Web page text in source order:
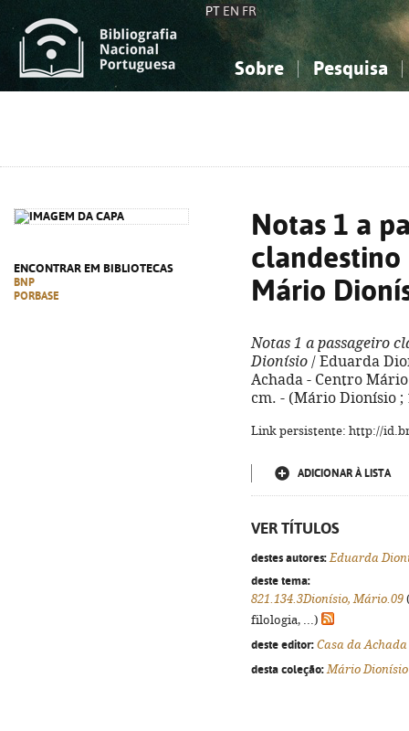
PT EN FR
Sobre Pesquisa
ENCONTRAR EM BIBLIOTECAS
BNP
PORBASE
Notas 1 a
clandestino
Mário
Notas 1 a passageiro
Dionísio / Eduarda
Achada - Centro
cm. - (Mário Dionísio ;
Link persistente: http://
ADICIONAR À LISTA
VER TÍTULOS
destes autores: Eduarda
deste tema:
821.134.3Dionísio, Mário.09
filologia, ...)
deste editor: Casa da
desta coleção: Mário Dionísio